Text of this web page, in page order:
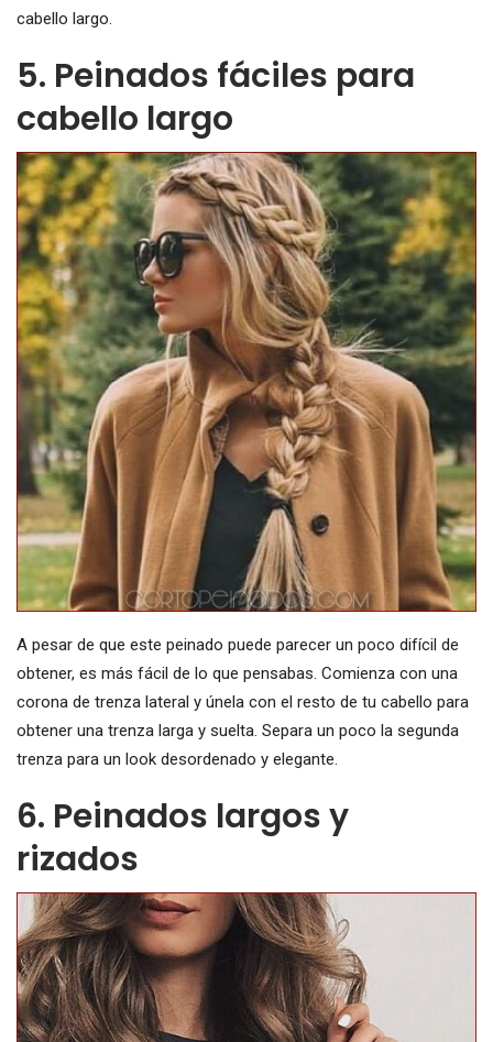
cabello largo.
5. Peinados fáciles para
cabello largo
A pesar de que este peinado puede parecer un poco difícil de
obtener, es más fácil de lo que pensabas. Comienza con una
corona de trenza lateral y únela con el resto de tu cabello para
obtener una trenza larga y suelta. Separa un poco la segunda
trenza para un look desordenado y elegante.
6. Peinados largos y
rizados